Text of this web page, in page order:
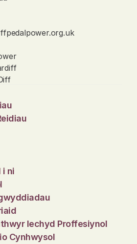
i ni
Iechyd Proffesiynol
Cynhwysol